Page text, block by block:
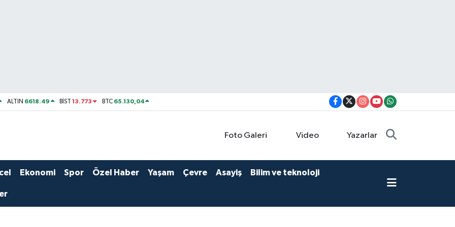
ALTIN 6618.49 BİST13.773 BTC 65.130,04
Foto Galeri Video Yazarlar
Ekonomi Spor Özel Haber Yaşam Çevre Asayiş Bilim ve teknoloji